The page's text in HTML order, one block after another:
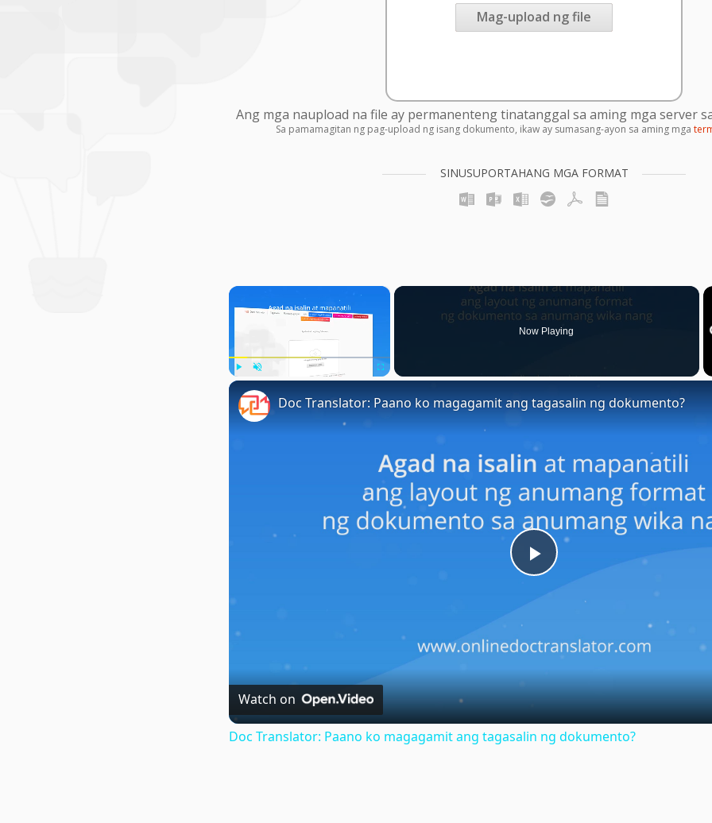
Mag-upload ng file
Ang mga naupload na file ay permanenteng tinatanggal sa aming mga server
Sa pamamagitan ng pag-upload ng isang dokumento, ikaw ay sumasang-ayon sa aming mga
SINUSUPORTAHANG MGA FORMAT
×
Now Playing
Play
Doc Translator: Paano ko magagamit ang tagasalin ng dokumento?
Watch on
Doc Translator: Paano ko magagamit ang tagasalin ng dokumento?